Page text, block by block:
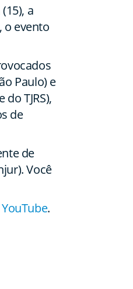
a
o evento
Paulo) e
TJRS),
de
de
Você
YouTube.